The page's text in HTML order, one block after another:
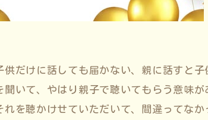
だけに話しても届かない、親に話すと子
聞いて、やはり親子で聴いてもらう意味
れを聴かけせていただいて、間違ってな